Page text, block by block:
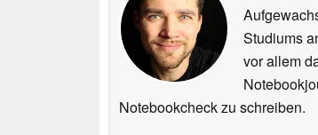
Studiums
vor allem
Notebookcheck zu schreiben.